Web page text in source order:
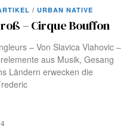
/ URBAN NATIVE
– Cirque Bouffon
– Von Slavica Vlahovic –
aus Musik, Gesang
Ländern erwecken die